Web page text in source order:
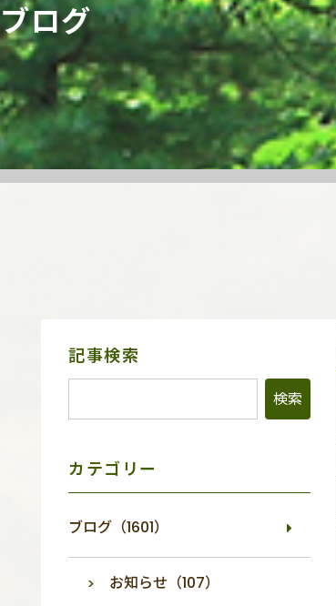
ブログ
サ
ニ
記事検索
カテゴリー
ブログ（1601）
お知らせ（107）